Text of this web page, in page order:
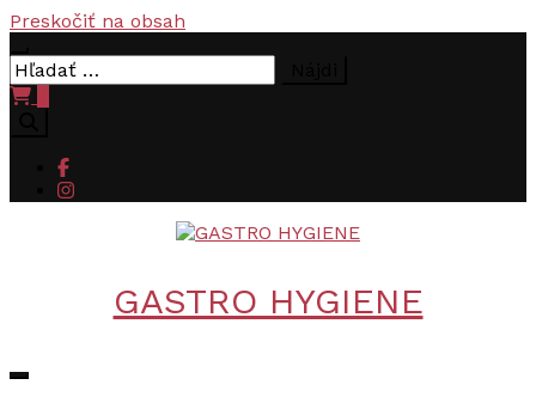
Preskočiť na obsah
Hľadať:
GASTRO HYGIENE